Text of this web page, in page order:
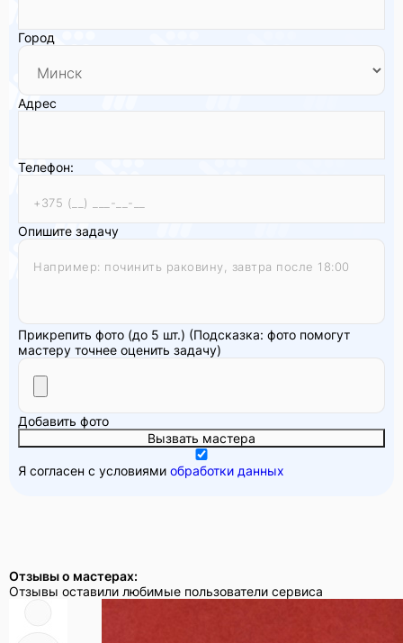
Город
Адрес
Телефон:
Опишите задачу
Прикрепить фото (до 5 шт.) (Подсказка: фото помогут
мастеру точнее оценить задачу)
Добавить фото
Вызвать мастера
Я согласен с условиями обработки данных
Отзывы о мастерах:
Отзывы оставили любимые пользователи сервиса